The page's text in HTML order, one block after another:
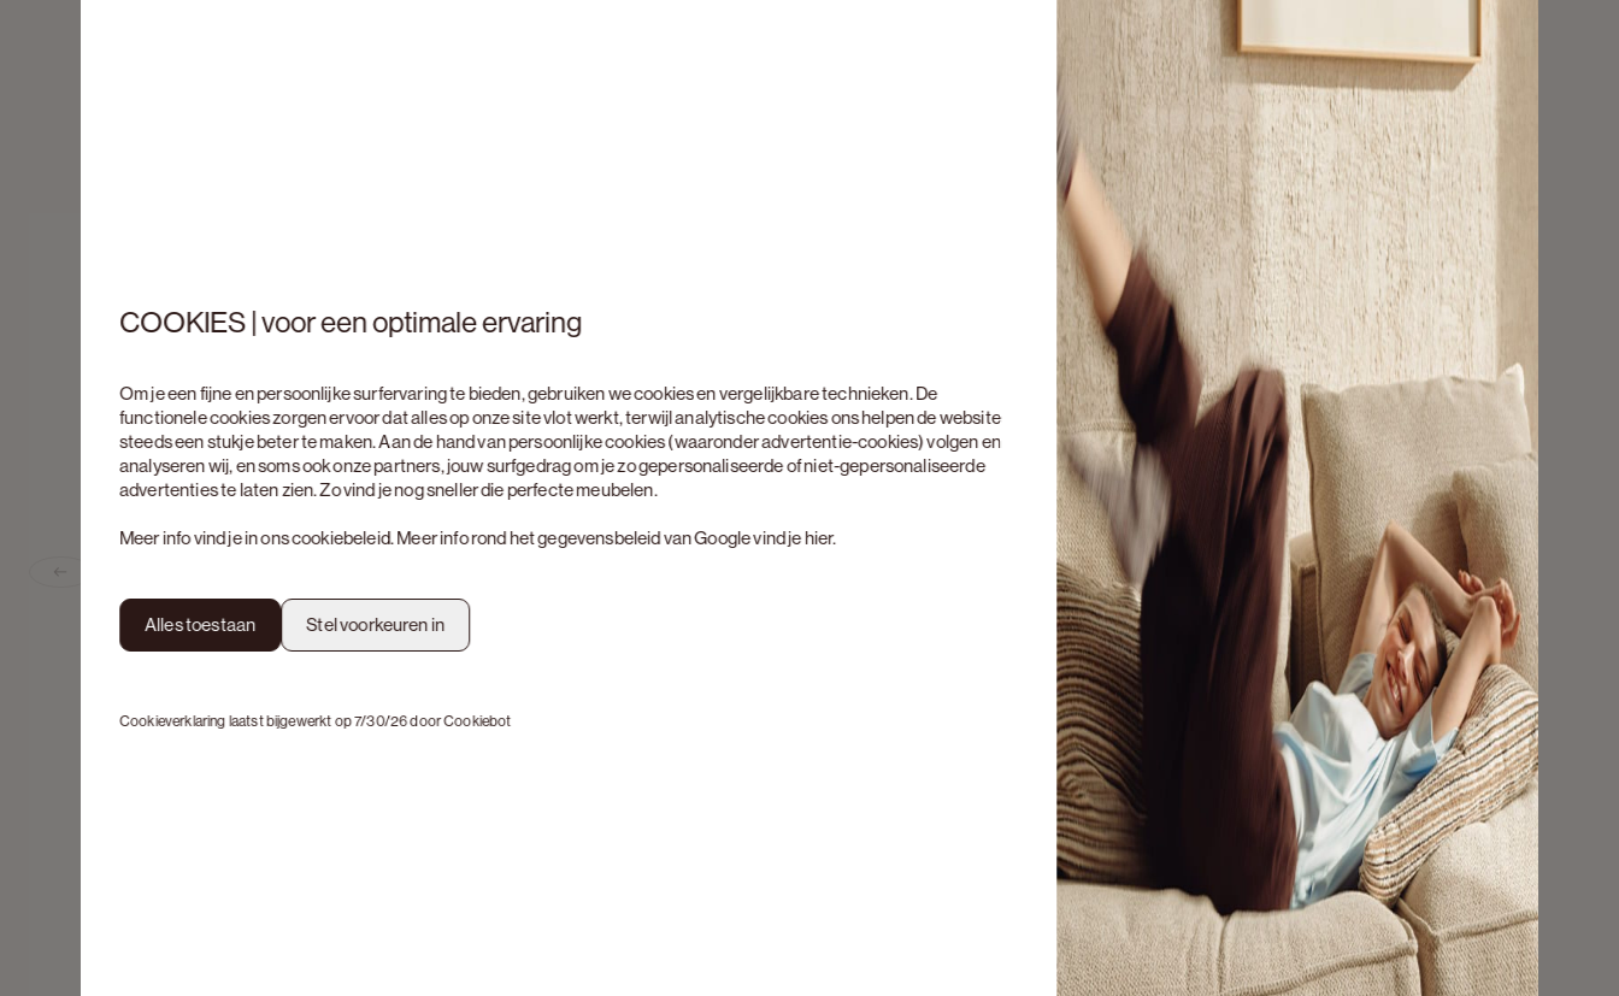
COOKIES | voor een optimale ervaring
Om je een fijne en persoonlijke surfervaring te bieden, gebruiken we cookies en vergelijkbare technieken. De
functionele cookies zorgen ervoor dat alles op onze site vlot werkt, terwijl analytische cookies ons helpen de website
steeds een stukje beter te maken. Aan de hand van persoonlijke cookies (waaronder advertentie-cookies) volgen en
analyseren wij, en soms ook onze partners, jouw surfgedrag om je zo gepersonaliseerde of niet-gepersonaliseerde
advertenties te laten zien. Zo vind je nog sneller die perfecte meubelen.
Meer info vind je in onscookiebeleid. Meer info rond het gegevensbeleid van Google vind jehier.
Alles toestaan Stel voorkeuren in
Cookieverklaring laatst bijgewerkt op 7/30/26 doorCookiebot